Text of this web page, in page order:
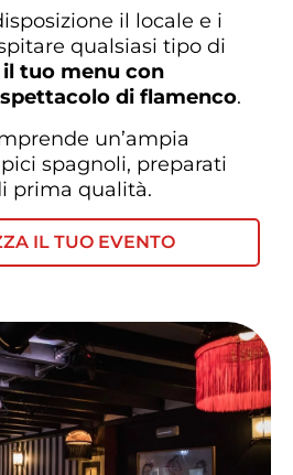
il locale e i
qualsiasi tipo di
tuo menu con
di flamenco.
un’ampia
spagnoli, preparati
prima qualità.
IL TUO EVENTO